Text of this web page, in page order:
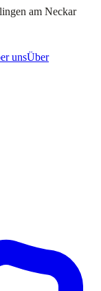
am Neckar
unsÜber